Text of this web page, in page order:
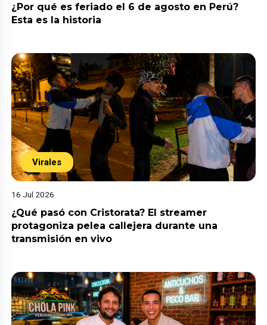
¿Por qué es feriado el 6 de agosto en Perú?
Esta es la historia
Virales
16 Jul 2026
¿Qué pasó con Cristorata? El streamer
protagoniza pelea callejera durante una
transmisión en vivo